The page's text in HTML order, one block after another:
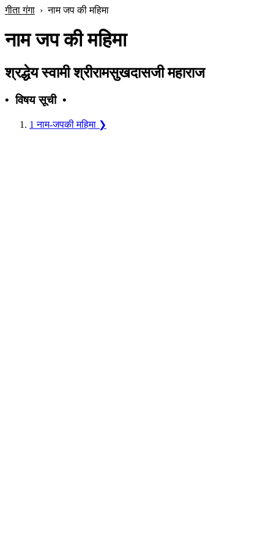
गीता गंगा ›नाम जप की महिमा
नाम जप की महिमा
श्रद्धेय स्वामी श्रीरामसुखदासजी महाराज
• विषय सूची •
1 नाम-जपकी महिमा ❯